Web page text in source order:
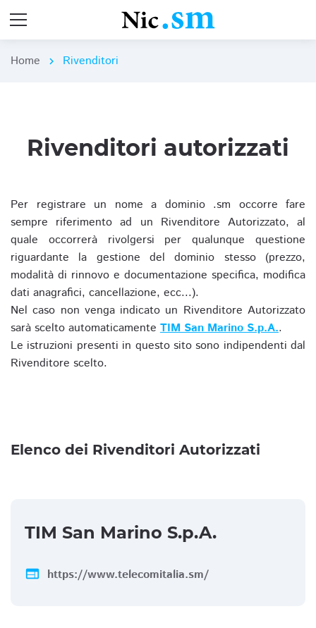
Home chevron_right Rivenditori
Rivenditori autorizzati
Per registrare un nome a dominio .sm occorre fare
sempre riferimento ad un Rivenditore Autorizzato, al
quale occorrerà rivolgersi per qualunque questione
riguardante la gestione del dominio stesso (prezzo,
modalità di rinnovo e documentazione specifica, modifica
dati anagrafici, cancellazione, ecc...).
Nel caso non venga indicato un Rivenditore Autorizzato
sarà scelto automaticamente TIM San Marino S.p.A..
Le istruzioni presenti in questo sito sono indipendenti dal
Rivenditore scelto.
Elenco dei Rivenditori Autorizzati
TIM San Marino S.p.A.
web https://www.telecomitalia.sm/